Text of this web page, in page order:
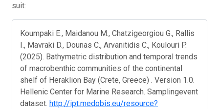
suit:
Koumpaki E., Maidanou M., Chatzigeorgiou G., Rallis
I., Mavraki D., Dounas C., Arvanitidis C., Koulouri P.
(2025). Bathymetric distribution and temporal trends
of macrobenthic communities of the continental
shelf of Heraklion Bay (Crete, Greece) . Version 1.0.
Hellenic Center for Marine Research. Samplingevent
dataset. http://ipt.medobis.eu/resource?